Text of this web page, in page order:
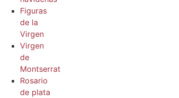
Figuras
de la
Virgen
Virgen
de
Montserrat
Rosario
de plata